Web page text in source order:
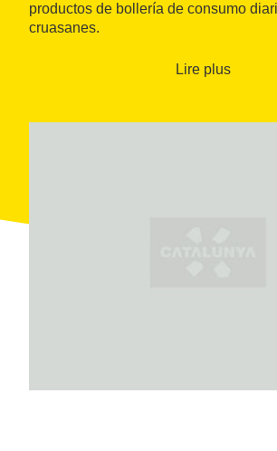
productos de bollería de consumo
cruasanes.
Lire plus